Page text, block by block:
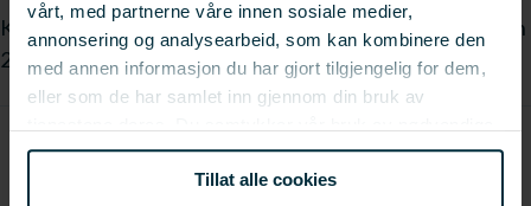
vårt, med partnerne våre innen sosiale medier,
annonsering og analysearbeid, som kan kombinere den
med annen informasjon du har gjort tilgjengelig for dem,
eller som de har samlet inn gjennom din bruk av
informasjonskapsler ved å bruke nettstedet vårt.
Tillat alle cookies
Kontaktperson for seminaret er Gunn Astrid Lilja, telefon
22 03 71 15 gli@forskningsradet.no